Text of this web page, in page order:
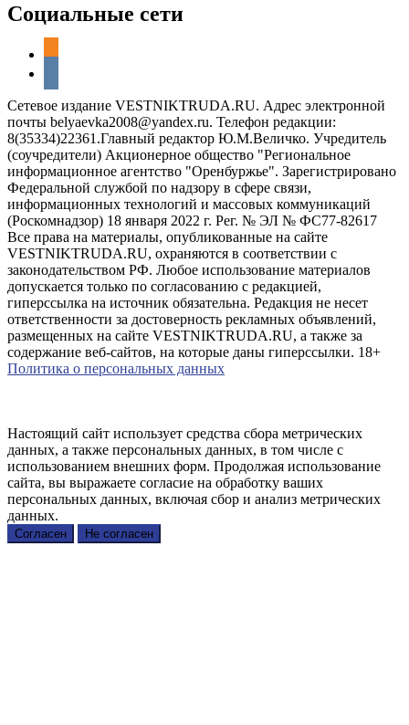
Социальные сети
Сетевое издание VESTNIKTRUDA.RU. Адрес электронной
почты belyaevka2008@yandex.ru. Телефон редакции:
8(35334)22361.Главный редактор Ю.М.Величко. Учредитель
(соучредители) Акционерное общество "Региональное
информационное агентство "Оренбуржье". Зарегистрировано
Федеральной службой по надзору в сфере связи,
информационных технологий и массовых коммуникаций
(Роскомнадзор) 18 января 2022 г. Рег. № ЭЛ № ФС77-82617
Все права на материалы, опубликованные на сайте
VESTNIKTRUDA.RU, охраняются в соответствии с
законодательством РФ. Любое использование материалов
допускается только по согласованию с редакцией,
гиперссылка на источник обязательна. Редакция не несет
ответственности за достоверность рекламных объявлений,
размещенных на сайте VESTNIKTRUDA.RU, а также за
содержание веб-сайтов, на которые даны гиперссылки. 18+
Политика о персональных данных
Настоящий сайт использует средства сбора метрических
данных, а также персональных данных, в том числе с
использованием внешних форм. Продолжая использование
сайта, вы выражаете согласие на обработку ваших
персональных данных, включая сбор и анализ метрических
данных.
Согласен Не согласен